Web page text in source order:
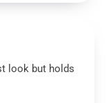
look but holds